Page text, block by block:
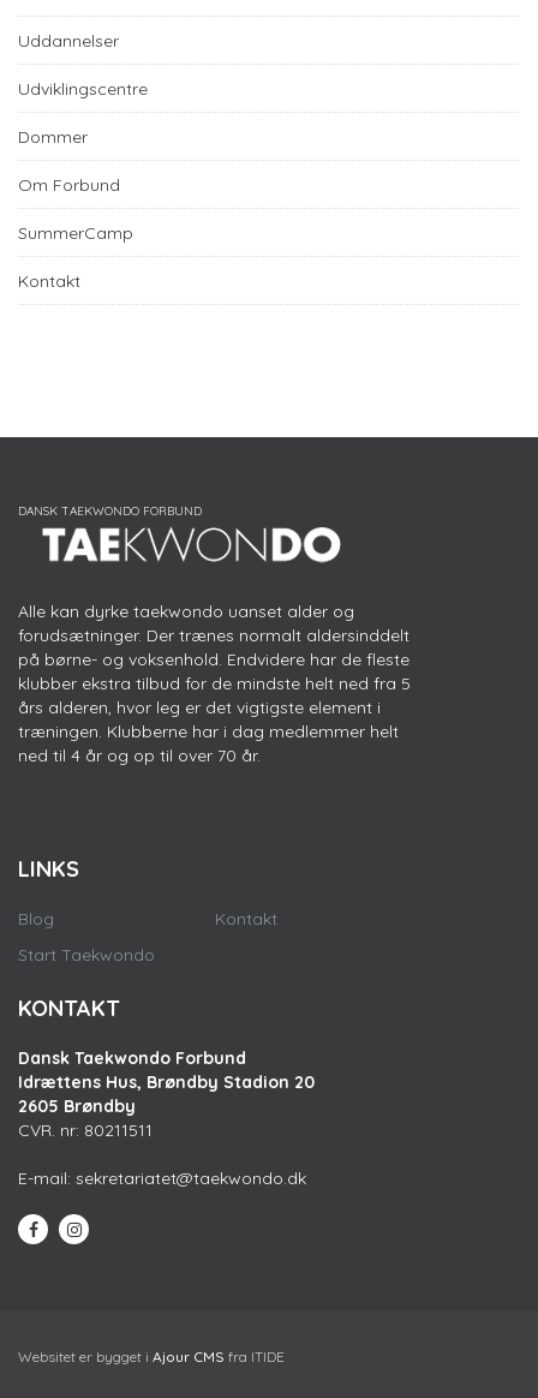
Uddannelser
Udviklingscentre
Dommer
Om Forbund
SummerCamp
Kontakt
Alle kan dyrke taekwondo uanset alder og
forudsætninger. Der trænes normalt aldersinddelt
på børne- og voksenhold. Endvidere har de fleste
klubber ekstra tilbud for de mindste helt ned fra 5
års alderen, hvor leg er det vigtigste element i
træningen. Klubberne har i dag medlemmer helt
ned til 4 år og op til over 70 år.
LINKS
Blog
Start Taekwondo
Kontakt
KONTAKT
Dansk Taekwondo Forbund
Idrættens Hus, Brøndby Stadion 20
2605 Brøndby
CVR. nr: 80211511
E-mail: sekretariatet@taekwondo.dk
Websitet er bygget i Ajour CMS fra ITIDE